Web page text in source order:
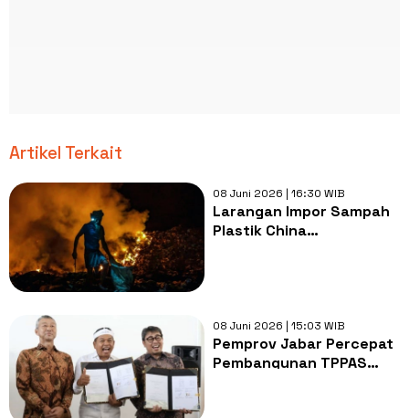
Artikel Terkait
08 Juni 2026 | 16:30 WIB
Larangan Impor Sampah
Plastik China
08 Juni 2026 | 15:03 WIB
Pemprov Jabar Percepat
Pembangunan TPPAS